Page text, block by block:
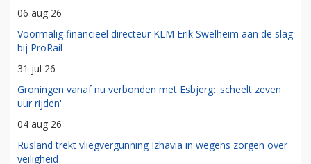
06 aug 26
Voormalig financieel directeur KLM Erik Swelheim aan de slag
bij ProRail
31 jul 26
Groningen vanaf nu verbonden met Esbjerg: 'scheelt zeven
uur rijden'
04 aug 26
Rusland trekt vliegvergunning Izhavia in wegens zorgen over
veiligheid